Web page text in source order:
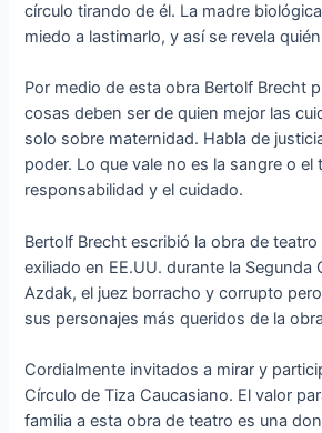
círculo tirando de él. La madre
miedo a lastimarlo, y así se revela
Por medio de esta obra Bertolf Brecht
cosas deben ser de quien mejor las
solo sobre maternidad. Habla de
poder. Lo que vale no es la sangre o el
responsabilidad y el cuidado.
Bertolf Brecht escribió la obra de
exiliado en EE.UU. durante la Segunda
Azdak, el juez borracho y corrupto
sus personajes más queridos de la
Cordialmente invitados a mirar y
Círculo de Tiza Caucasiano. El valor
familia a esta obra de teatro es una